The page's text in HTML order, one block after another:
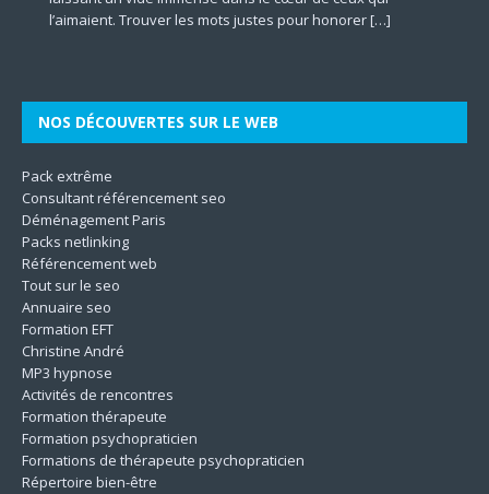
l’aimaient. Trouver les mots justes pour honorer[…]
mentale à travers le prisme des dimensions culturelles.
[…]
d’accompagner autrui vers une meilleure version de soi-
marketing plus incisifs pour faire grandir leur business en
les différentes dimensions de l’être. En mettant l’accent sur
qualité des aliments. Il contribue à la protection[…]
représentant la[…]
NOS DÉCOUVERTES SUR LE WEB
Pack extrême
Consultant référencement seo
Déménagement Paris
Packs netlinking
Référencement web
Tout sur le seo
Annuaire seo
Formation EFT
Christine André
MP3 hypnose
Activités de rencontres
Formation thérapeute
Formation psychopraticien
Formations de thérapeute psychopraticien
Répertoire bien-être